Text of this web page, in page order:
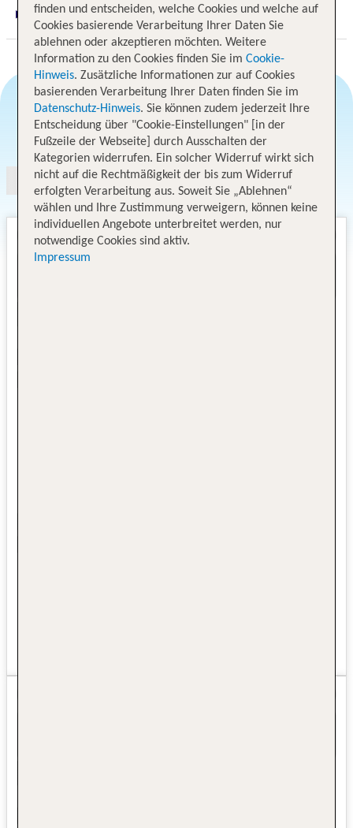
Digitaler und telefonischer 24/7 TUI Service
Angebotsauswahl
finden und entscheiden, welche Cookies und welche auf
Cookies basierende Verarbeitung Ihrer Daten Sie
ablehnen oder akzeptieren möchten. Weitere
Information zu den Cookies finden Sie im Cookie-
Hinweis. Zusätzliche Informationen zur auf Cookies
basierenden Verarbeitung Ihrer Daten finden Sie im
Datenschutz-Hinweis. Sie können zudem jederzeit Ihre
Entscheidung über "Cookie-Einstellungen" [in der
Fußzeile der Webseite] durch Ausschalten der
Kategorien widerrufen. Ein solcher Widerruf wirkt sich
nicht auf die Rechtmäßigkeit der bis zum Widerruf
erfolgten Verarbeitung aus. Soweit Sie „Ablehnen“
wählen und Ihre Zustimmung verweigern, können keine
individuellen Angebote unterbreitet werden, nur
notwendige Cookies sind aktiv.
Impressum